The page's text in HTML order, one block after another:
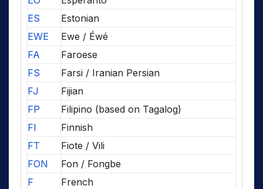
ES
Estonian
EWE
Ewe / Éwé
FA
Faroese
FS
Farsi / Iranian Persian
FJ
Fijian
FP
Filipino (based on Tagalog)
FI
Finnish
FT
Fiote / Vili
FON
Fon / Fongbe
F
French